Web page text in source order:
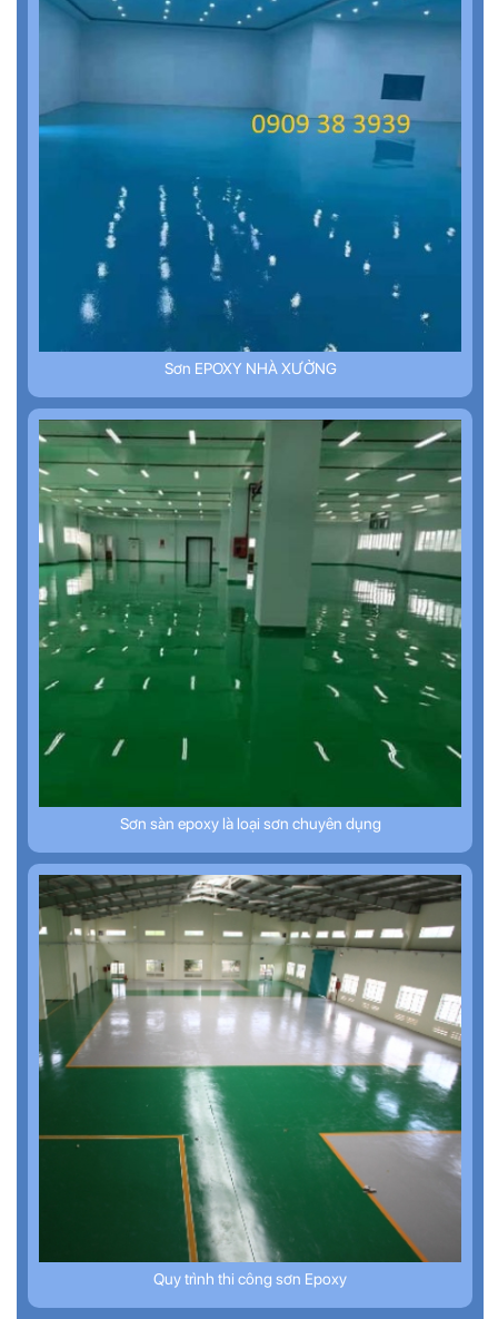
Sơn EPOXY NHÀ XƯỞNG
Sơn sàn epoxy là loại sơn chuyên dụng
Quy trình thi công sơn Epoxy